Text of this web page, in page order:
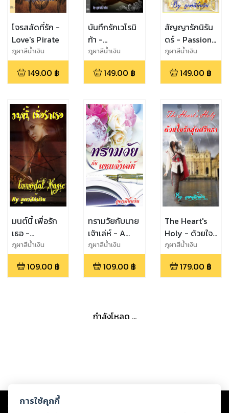
โจรสลัดที่รัก -
Love's Pirate
ภูผาสีน้ำเงิน
149.00 ฿
บันทึกรักเวโรนิ
ก้า -
Veronica's
Diary
ภูผาสีน้ำเงิน
149.00 ฿
สัญญารักนิรัน
ดร์ - Passion
Promise
ภูผาสีน้ำเงิน
149.00 ฿
มนต์นี้ เพื่อรัก
เธอ -
Immortal
Magic
ภูผาสีน้ำเงิน
109.00 ฿
ทรามวัยกับนาย
เจ้าเล่ห์ - A
Girl With A
Man
ภูผาสีน้ำเงิน
109.00 ฿
The Heart's
Holy - ด้วยใจ
รักสุดศรัทธา
ภูผาสีน้ำเงิน
179.00 ฿
กำลังโหลด ...
Copyright © 2026
ต่อผลงานหรือเนื้อหาใดที่อัปโหลดผ่านเว็บไซต์และปรากฏว่าละเมิดสิทธิใน
การใช้คุกกี้